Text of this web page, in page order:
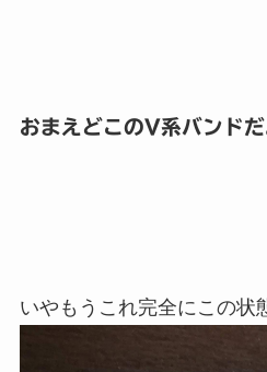
おまえどこのV系バンドだ
いやもうこれ完全にこの状